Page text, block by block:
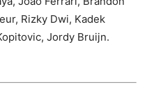
Rizky Dwi, Kadek
Jordy Bruijn.